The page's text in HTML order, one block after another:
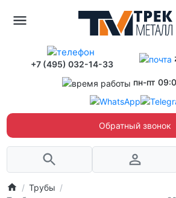
+7 (495) 032-14-33
пн-пт
Обратный звонок
Трубы